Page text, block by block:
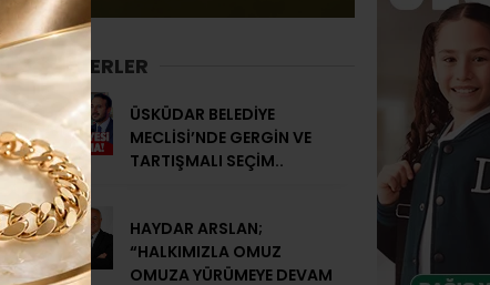
SON HABERLER
ÜSKÜDAR BELEDİYE
MECLİSİ’NDE GERGİN VE
TARTIŞMALI SEÇİM..
HAYDAR ARSLAN;
“HALKIMIZLA OMUZ
OMUZA YÜRÜMEYE DEVAM